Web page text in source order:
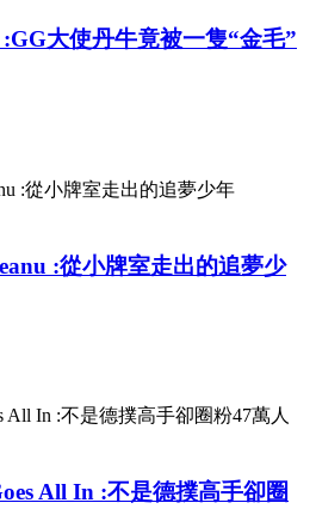
大使丹牛竟被一隻“金毛”
:從小牌室走出的追夢少
All In :不是德撲高手卻圈